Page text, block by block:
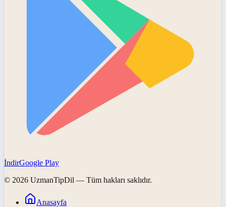
İndirGoogle Play
© 2026 UzmanTipDil — Tüm hakları saklıdır.
Anasayfa